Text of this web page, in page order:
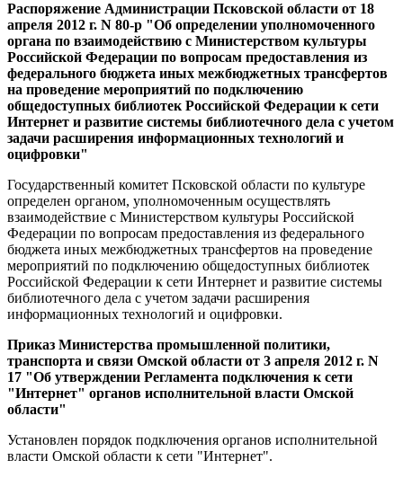
Распоряжение Администрации Псковской области от 18
апреля 2012 г. N 80-р "Об определении уполномоченного
органа по взаимодействию с Министерством культуры
Российской Федерации по вопросам предоставления из
федерального бюджета иных межбюджетных трансфертов
на проведение мероприятий по подключению
общедоступных библиотек Российской Федерации к сети
Интернет и развитие системы библиотечного дела с учетом
задачи расширения информационных технологий и
оцифровки"
Государственный комитет Псковской области по культуре
определен органом, уполномоченным осуществлять
взаимодействие с Министерством культуры Российской
Федерации по вопросам предоставления из федерального
бюджета иных межбюджетных трансфертов на проведение
мероприятий по подключению общедоступных библиотек
Российской Федерации к сети Интернет и развитие системы
библиотечного дела с учетом задачи расширения
информационных технологий и оцифровки.
Приказ Министерства промышленной политики,
транспорта и связи Омской области от 3 апреля 2012 г. N
17 "Об утверждении Регламента подключения к сети
"Интернет" органов исполнительной власти Омской
области"
Установлен порядок подключения органов исполнительной
власти Омской области к сети "Интернет".